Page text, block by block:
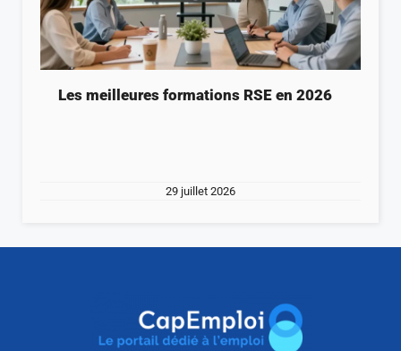
Les meilleures formations RSE en 2026
29 juillet 2026